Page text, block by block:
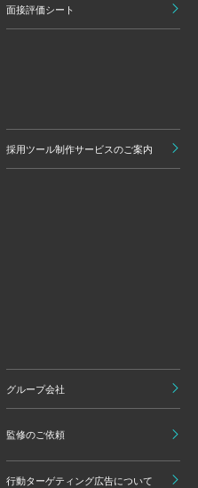
面接評価シート
採用ツール制作サービスのご案内
グループ会社
監修のご依頼
行動ターゲティング広告について